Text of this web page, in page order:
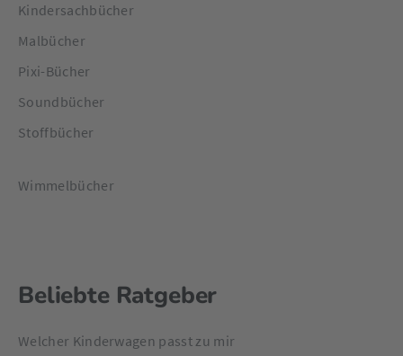
Kindersachbücher
Malbücher
Pixi-Bücher
Soundbücher
Stoffbücher
Wimmelbücher
Beliebte Ratgeber
Welcher Kinderwagen passt zu mir